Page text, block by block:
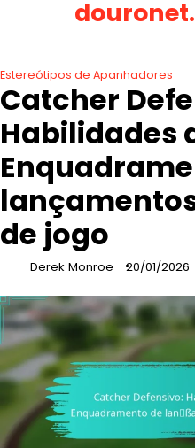
Estereótipos de Apanhadores
Catcher
Habilidades
de jogo
Derek Monroe 20/01/2026